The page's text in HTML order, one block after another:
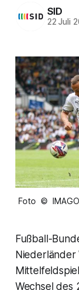
SID
22 Juli
Foto © IMAGO
Fußball-
Wechsel des